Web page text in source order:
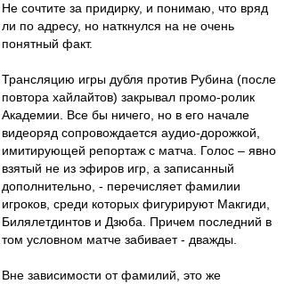
Не сочтите за придирку, и понимаю, что вряд
ли по адресу, но наткнулся на не очень
понятный факт.
Трансляцию игры дубля против Рубина (после
повтора хайлайтов) закрывал промо-ролик
Академии. Все бы ничего, но в его начале
видеоряд сопровождается аудио-дорожкой,
имитирующей репортаж с матча. Голос – явно
взятый не из эфиров игр, а записанный
дополнительно, - перечисляет фамилии
игроков, среди которых фигурируют Макгиди,
Билялетдинтов и Дзюба. Причем последний в
том условном матче забивает - дважды.
Вне зависимости от фамилий, это же